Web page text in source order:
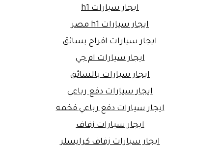
ايجار سيارات h1
ايجار سيارات h1 مصر
ايجار سيارات افراح بسائق
ايجار سيارات ام جي
ايجار سيارات بالسائق
ايجار سيارات دفع رباعي
ايجار سيارات دفع رباعي فخمه
ايجار سيارات زفاف
ايجار سيارات زفاف كرايسلر